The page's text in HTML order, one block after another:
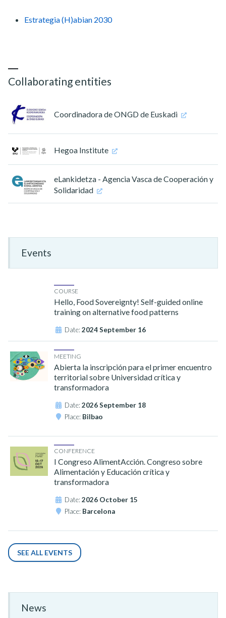
Estrategia (H)abian 2030
Collaborating entities
Coordinadora de ONGD de Euskadi
Hegoa Institute
eLankidetza - Agencia Vasca de Cooperación y
Solidaridad
Events
COURSE
Hello, Food Sovereignty! Self-guided online
training on alternative food patterns
Date:2024 September 16
MEETING
Abierta la inscripción para el primer encuentro
territorial sobre Universidad crítica y
transformadora
Date:2026 September 18
Place: Bilbao
CONFERENCE
I Congreso AlimentAcción. Congreso sobre
Alimentación y Educación crítica y
transformadora
Date:2026 October 15
Place: Barcelona
SEE ALL EVENTS
News